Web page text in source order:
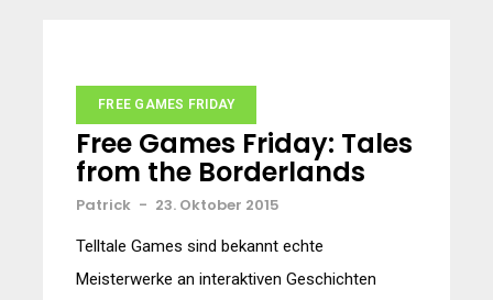
FREE GAMES FRIDAY
Free Games Friday: Tales
from the Borderlands
Patrick - 23. Oktober 2015
Telltale Games sind bekannt echte
Meisterwerke an interaktiven Geschichten